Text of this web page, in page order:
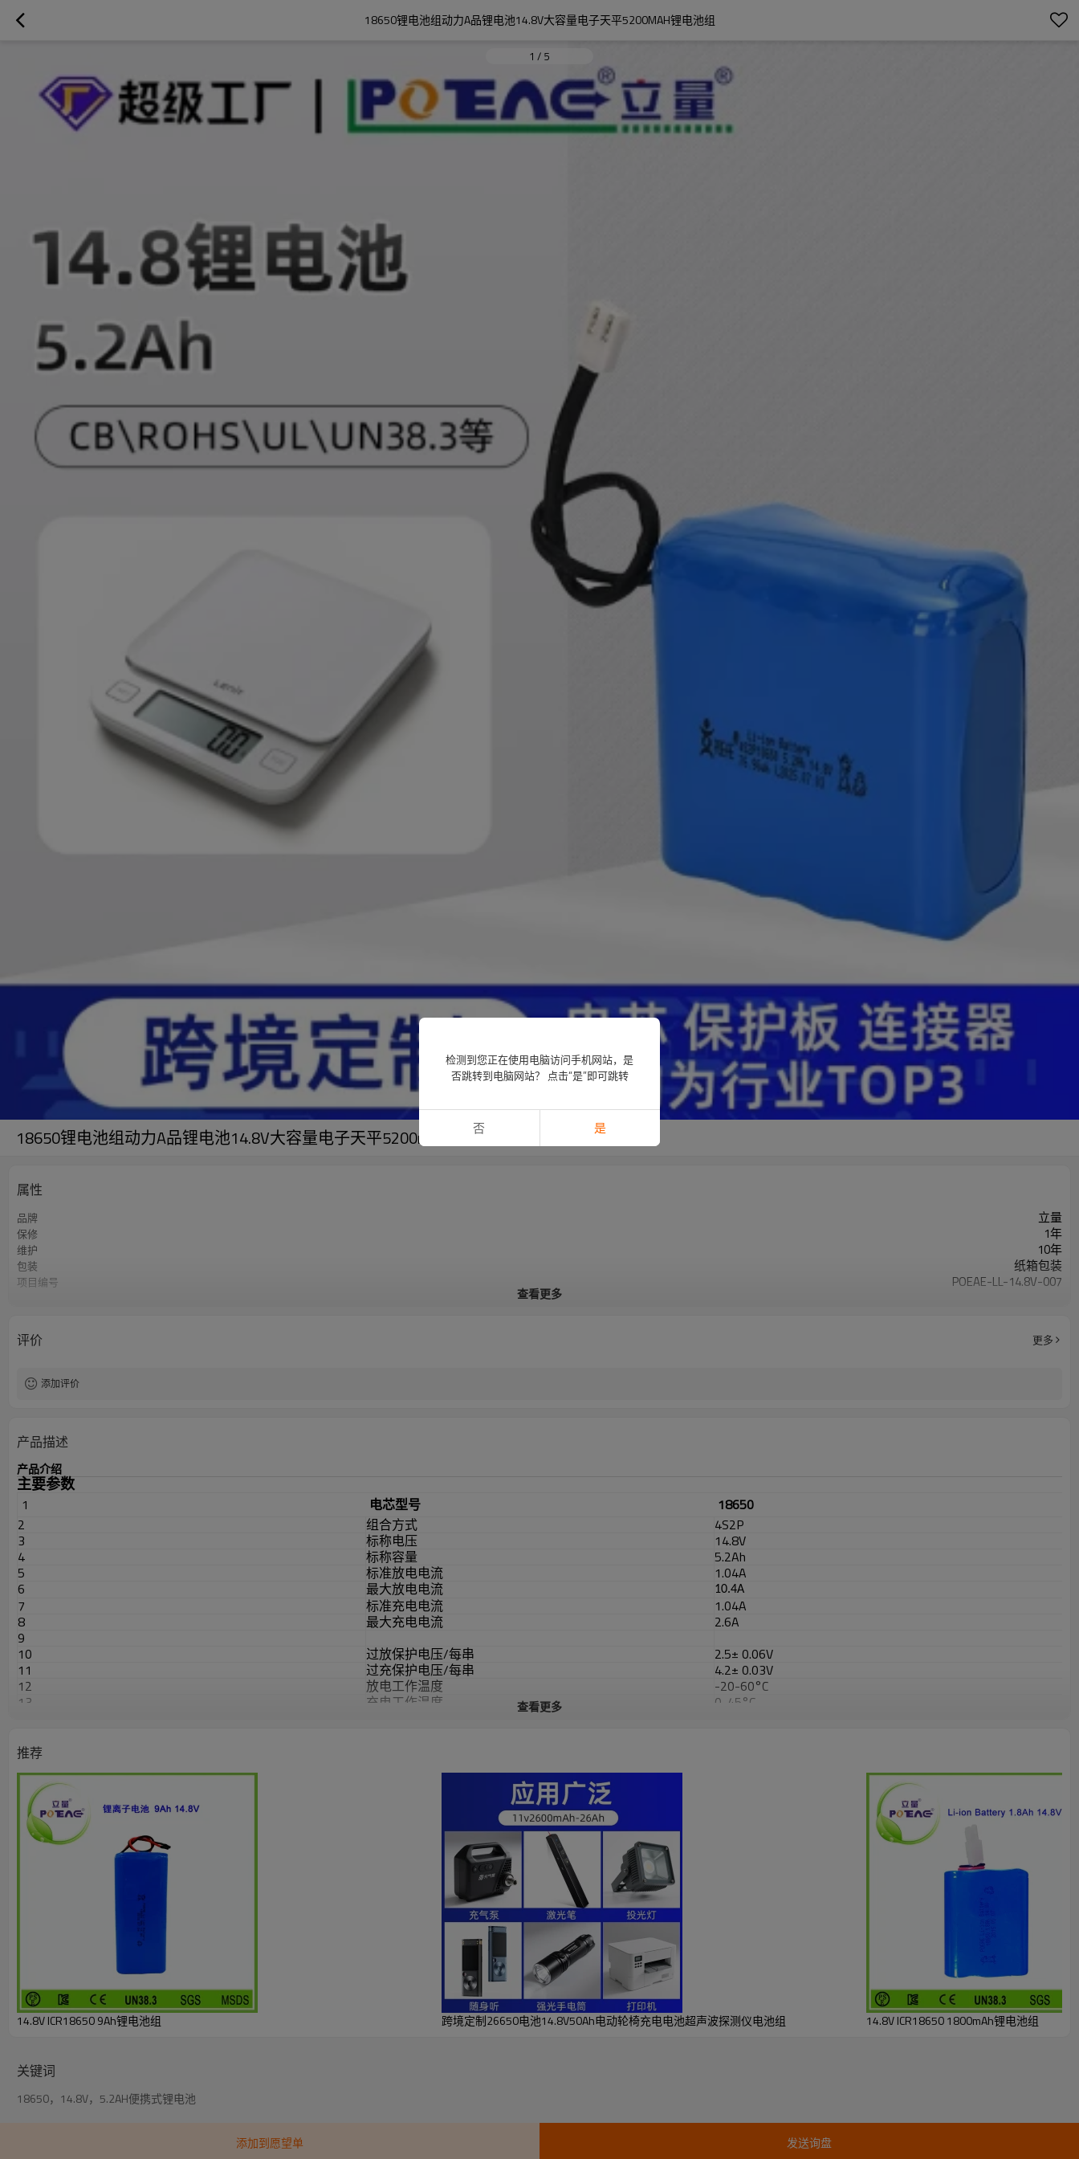
18650锂电池组动力A品锂电池14.8V大容量电子天平5200MAH锂电池组
1 / 5
18650锂电池组动力A品锂电池14.8V大容量电子天平5200mAh锂电池组
属性
品牌 立量
保修 1年
维护 10年
包装 纸箱包装
项目编号 POEAE-LL-14.8V-007
查看更多
评价 更多
添加评价
产品描述
产品介绍
主要参数
1 电芯型号
18650
2
组合方式
4S2P
3
标称电压
14.8V
4
标称容量
5.2Ah
5
标准放电电流
1.04A
6
最大放电电流 10.4A
7 标准充电电流
1.04A
8
最大充电电流 2.6A
9
10
过放保护电压/每串
2.5± 0.06V
11
过充保护电压/每串
4.2± 0.03V
12
放电工作温度
-20-60°C
13
充电工作温度
0-45°C
16
查看更多
推荐
14.8V ICR18650 9Ah锂电池组 跨境定制26650电池14.8V50Ah电动轮椅充电电池超声波探测仪电池组 14.8V ICR18650 1800mAh锂电池组
关键词
18650，14.8V，5.2AH便携式锂电池
添加到愿望单 发送询盘
检测到您正在使用电脑访问手机网站，是
否跳转到电脑网站？ 点击“是”即可跳转
否 是